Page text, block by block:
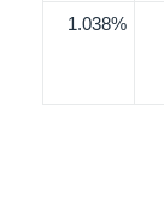
1.038%